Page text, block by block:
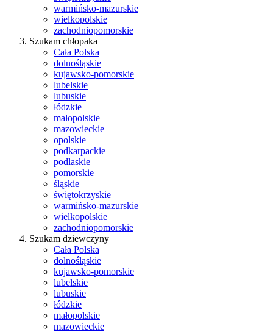
warmińsko-mazurskie
wielkopolskie
zachodniopomorskie
Szukam chłopaka
Cała Polska
dolnośląskie
kujawsko-pomorskie
lubelskie
lubuskie
łódzkie
małopolskie
mazowieckie
opolskie
podkarpackie
podlaskie
pomorskie
śląskie
świętokrzyskie
warmińsko-mazurskie
wielkopolskie
zachodniopomorskie
Szukam dziewczyny
Cała Polska
dolnośląskie
kujawsko-pomorskie
lubelskie
lubuskie
łódzkie
małopolskie
mazowieckie